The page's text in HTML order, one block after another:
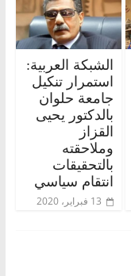
الشبكة العربية:
استمرار تنكيل
جامعة حلوان
بالدكتور يحيى
القزاز
وملاحقته
بالتحقيقات
انتقام سياسي
13 فبراير، 2020